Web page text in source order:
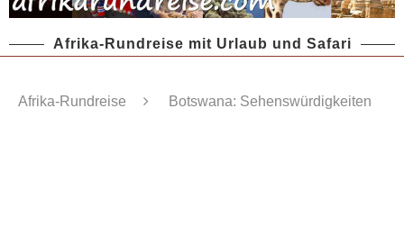
Afrika-Rundreise mit Urlaub und Safari
Afrika-Rundreise Botswana: Sehenswürdigkeiten